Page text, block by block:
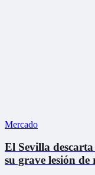
Mercado
El Sevilla
su grave lesión